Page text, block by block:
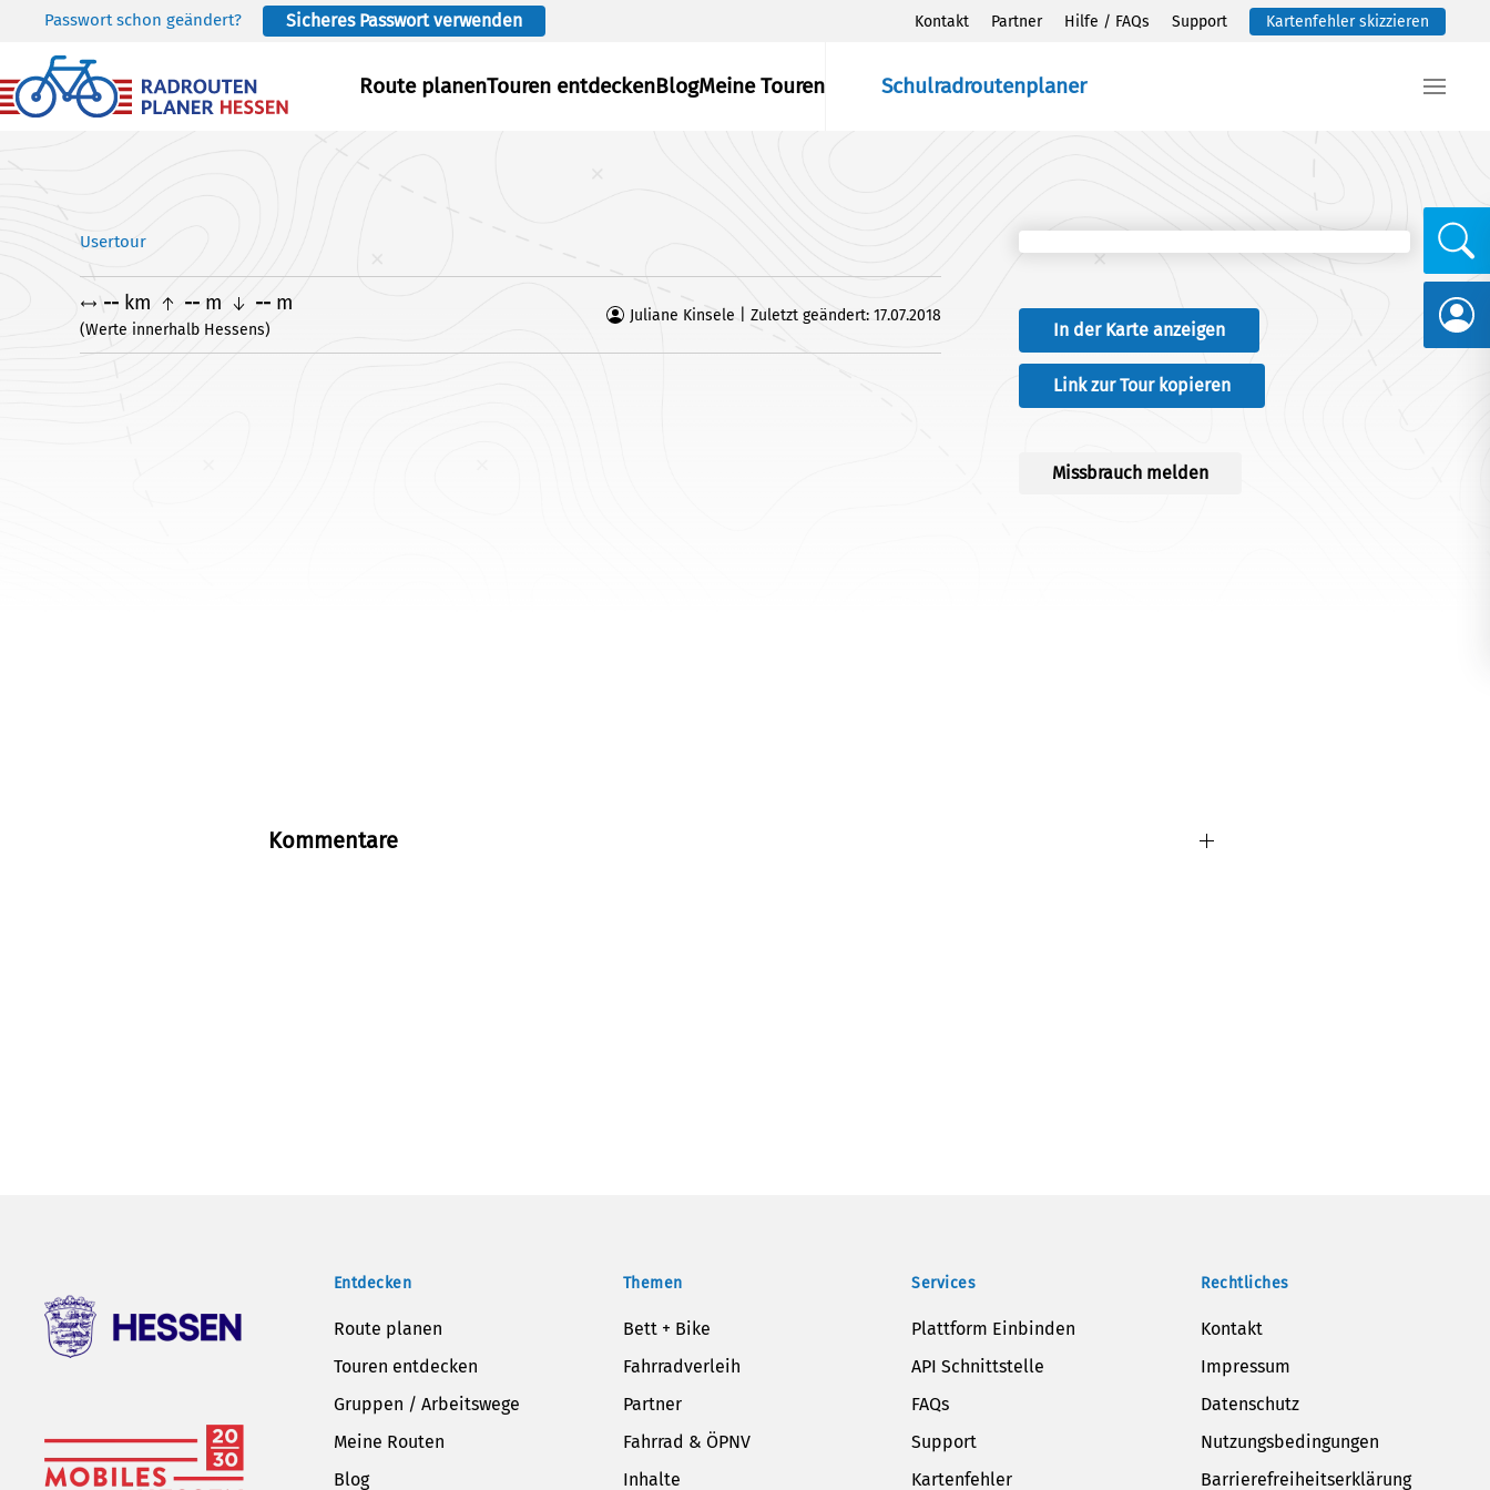
Skip to main content
Passwort schon geändert? Sicheres Passwort verwenden Kontakt Partner Hilfe / FAQs Support Kartenfehler skizzieren
Route planenTouren entdeckenBlogMeine Touren Schulradroutenplaner
Usertour
-- km -- m -- m
(Werte innerhalb Hessens)
Juliane Kinsele | Zuletzt geändert: 17.07.2018
In der Karte anzeigen
Link zur Tour kopieren
Missbrauch melden
Kommentare
Entdecken
Route planen
Touren entdecken
Gruppen / Arbeitswege
Meine Routen
Blog
Themen
Bett + Bike
Fahrradverleih
Partner
Fahrrad & ÖPNV
Inhalte
Services
Plattform Einbinden
API Schnittstelle
FAQs
Support
Kartenfehler
Rechtliches
Kontakt
Impressum
Datenschutz
Nutzungsbedingungen
Barrierefreiheitserklärung